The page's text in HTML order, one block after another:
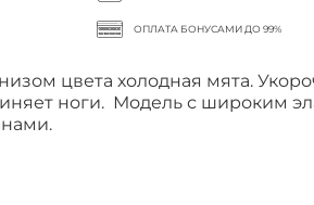
ОПЛАТА БОНУСАМИ ДО 99%
цвета холодная мята.
ноги. Модель с широким